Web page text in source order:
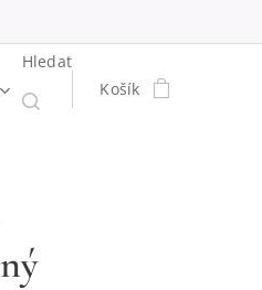
Hledat
Košík